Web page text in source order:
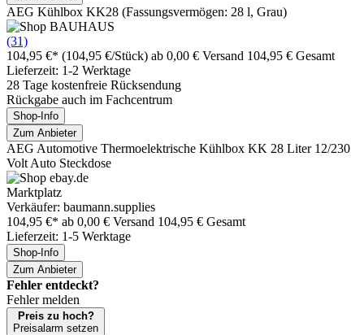
AEG Kühlbox KK28 (Fassungsvermögen: 28 l, Grau)
(31)
104,95 €* (104,95 €/Stück) ab 0,00 € Versand 104,95 € Gesamt
Lieferzeit: 1-2 Werktage
28 Tage kostenfreie Rücksendung
Rückgabe auch im Fachcentrum
Shop-Info
Zum Anbieter
AEG Automotive Thermoelektrische Kühlbox KK 28 Liter 12/230
Volt Auto Steckdose
Marktplatz
Verkäufer: baumann.supplies
104,95 €* ab 0,00 € Versand 104,95 € Gesamt
Lieferzeit: 1-5 Werktage
Shop-Info
Zum Anbieter
Fehler entdeckt?
Fehler melden
Preis zu hoch?
Preisalarm setzen